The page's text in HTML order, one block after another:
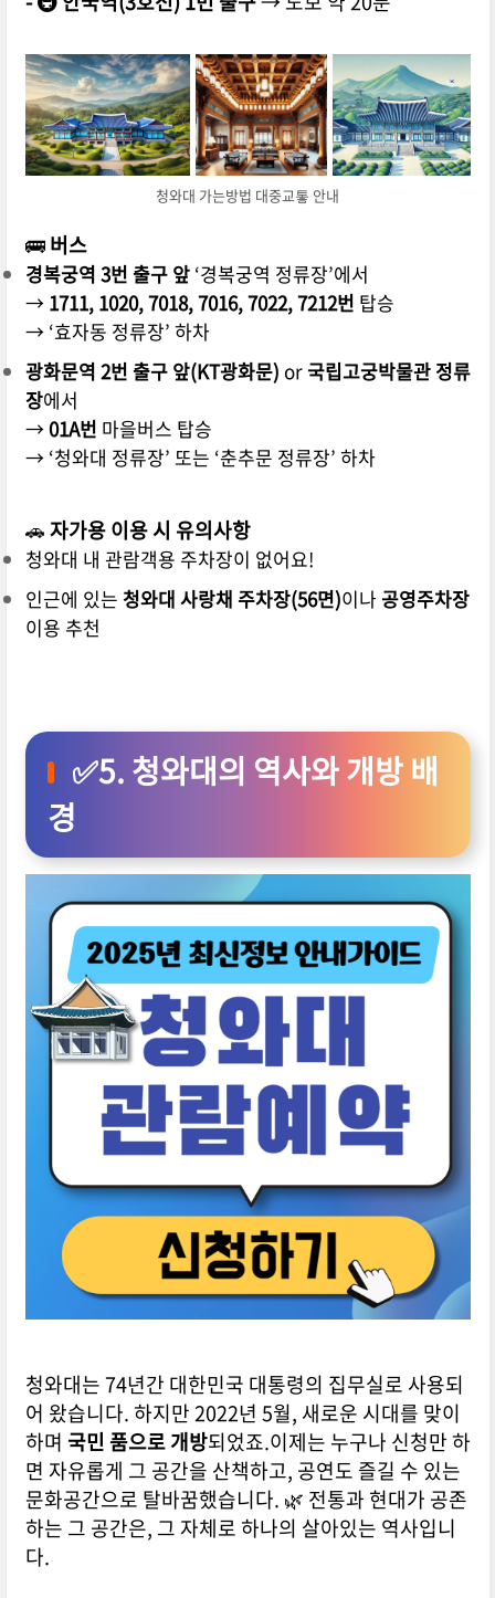
청와대 가는방법 대중교톻 안내
🚌버스
경복궁역 3번 출구 앞‘경복궁역 정류장’에서
→ 1711, 1020, 7018, 7016, 7022, 7212번 탑승
→ ‘효자동 정류장’ 하차
광화문역 2번 출구 앞(KT광화문) or국립고궁박물관 정류
장에서
→01A번 마을버스 탑승
→ ‘청와대 정류장’ 또는 ‘춘추문 정류장’ 하차
🚗자가용 이용 시 유의사항
청와대 내 관람객용 주차장이 없어요!
인근에 있는 청와대 사랑채 주차장(56면)이나 공영주차장
이용 추천
✅5. 청와대의 역사와 개방 배
경
청와대는 74년간 대한민국 대통령의 집무실로 사용되
어 왔습니다.하지만 2022년 5월, 새로운 시대를 맞이
하며 국민 품으로 개방되었죠.이제는 누구나 신청만 하
면 자유롭게 그 공간을 산책하고, 공연도 즐길 수 있는
문화공간으로 탈바꿈했습니다. 🌿 전통과 현대가 공존
하는 그 공간은, 그 자체로 하나의 살아있는 역사입니
다.